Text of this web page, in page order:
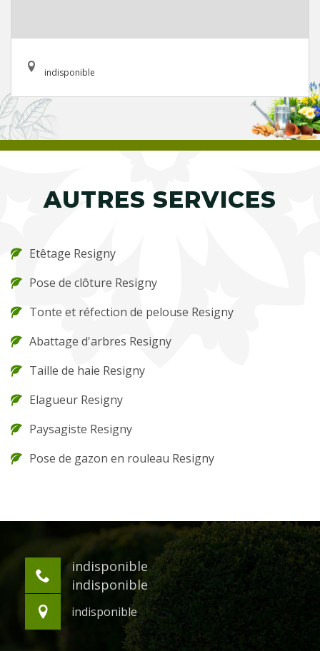
indisponible
AUTRES SERVICES
Etêtage Resigny
Pose de clôture Resigny
Tonte et réfection de pelouse Resigny
Abattage d'arbres Resigny
Taille de haie Resigny
Elagueur Resigny
Paysagiste Resigny
Pose de gazon en rouleau Resigny
indisponible
indisponible
indisponible